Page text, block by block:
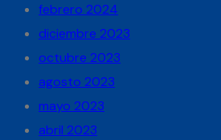
febrero 2024
diciembre 2023
octubre 2023
agosto 2023
mayo 2023
abril 2023